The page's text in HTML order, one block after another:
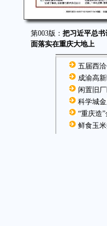
第003版： 把习近平总
面落实在重庆大地上
五届西
成渝高
闲置旧
科学城
“重庆造
鲜食玉